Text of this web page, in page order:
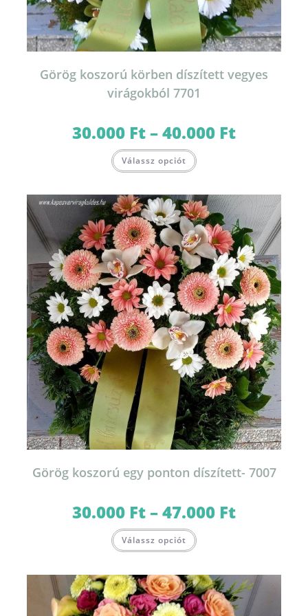
Görög koszorú körben díszített vegyes
virágokból 7701
30.000 Ft–40.000 Ft30.000 Ft
Válassz opciót a
variációja
van.
A
változatok
a
termékoldalon
választhatók
ki
Görög koszorú egy ponton díszített- 7007
30.000 Ft–47.000 Ft30.000 Ft
Válassz opciót a
van.
A
változatok
a